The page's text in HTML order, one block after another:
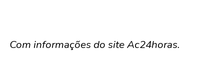
Com informações do site Ac24horas.